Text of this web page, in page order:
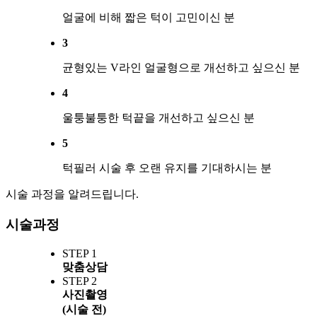
얼굴에 비해 짧은 턱이 고민이신 분
3
균형있는 V라인 얼굴형으로 개선하고 싶으신 분
4
울퉁불퉁한 턱끝을 개선하고 싶으신 분
5
턱필러 시술 후 오랜 유지를 기대하시는 분
시술 과정을 알려드립니다.
시술과정
STEP 1
맞춤상담
STEP 2
사진촬영
(시술 전)